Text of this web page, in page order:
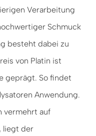
Verarbeitung
Schmuck
besteht dabei zu
von Platin ist
geprägt. So findet
Anwendung.
vermehrt auf
liegt der